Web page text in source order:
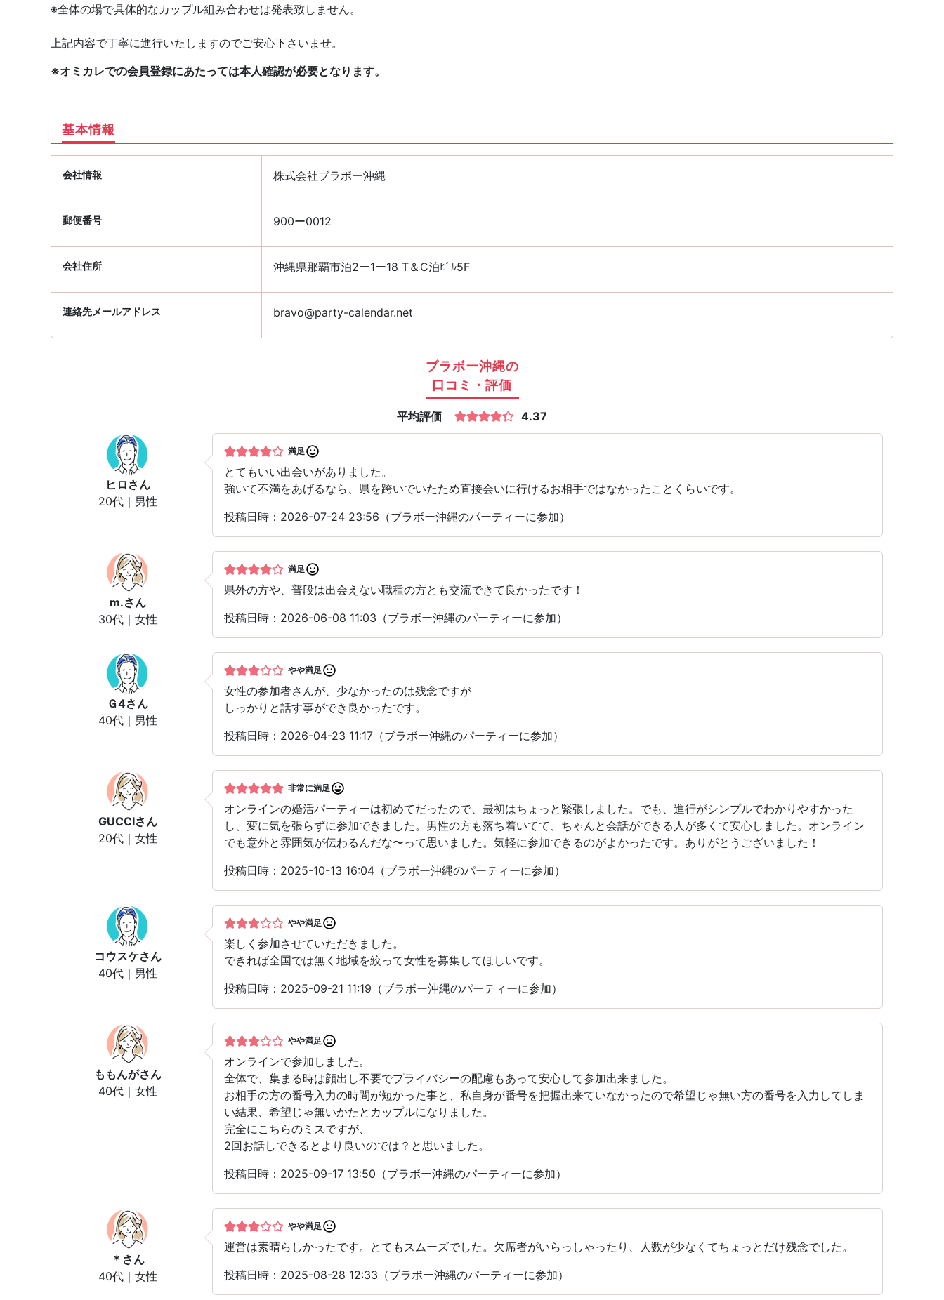
※全体の場で具体的なカップル組み合わせは発表致しません。
上記内容で丁寧に進行いたしますのでご安心下さいませ。
※オミカレでの会員登録にあたっては本人確認が必要となります。
基本情報
会社情報 株式会社ブラボー沖縄
郵便番号 900ー0012
会社住所 沖縄県那覇市泊2ー1ー18 T＆C泊ﾋﾞﾙ5F
連絡先メールアドレス bravo@party-calendar.net
ブラボー沖縄の
口コミ・評価
平均評価 4.37
ヒロ さん
20代｜男性
満足
とてもいい出会いがありました。
強いて不満をあげるなら、県を跨いでいたため直接会いに行けるお相手ではなかったことくらいです。
投稿日時：2026-07-24 23:56（ブラボー沖縄のパーティーに参加）
m.さん
30代｜女性
満足
県外の方や、普段は出会えない職種の方とも交流できて良かったです！
投稿日時：2026-06-08 11:03（ブラボー沖縄のパーティーに参加）
Ｇ4さん
40代｜男性
やや満足
女性の参加者さんが、少なかったのは残念ですが
しっかりと話す事ができ良かったです。
投稿日時：2026-04-23 11:17（ブラボー沖縄のパーティーに参加）
GUCCIさん
20代｜女性
非常に満足
オンラインの婚活パーティーは初めてだったので、最初はちょっと緊張しました。でも、進行がシンプルでわかりやすかった
し、変に気を張らずに参加できました。男性の方も落ち着いてて、ちゃんと会話ができる人が多くて安心しました。オンライン
でも意外と雰囲気が伝わるんだな〜って思いました。気軽に参加できるのがよかったです。ありがとうございました！
投稿日時：2025-10-13 16:04（ブラボー沖縄のパーティーに参加）
コウスケさん
40代｜男性
やや満足
楽しく参加させていただきました。
できれば全国では無く地域を絞って女性を募集してほしいです。
投稿日時：2025-09-21 11:19（ブラボー沖縄のパーティーに参加）
ももんがさん
40代｜女性
やや満足
オンラインで参加しました。
全体で、集まる時は顔出し不要でプライバシーの配慮もあって安心して参加出来ました。
お相手の方の番号入力の時間が短かった事と、私自身が番号を把握出来ていなかったので希望じゃ無い方の番号を入力してしま
い結果、希望じゃ無いかたとカップルになりました。
完全にこちらのミスですが、
2回お話しできるとより良いのでは？と思いました。
投稿日時：2025-09-17 13:50（ブラボー沖縄のパーティーに参加）
＊ さん
40代｜女性
やや満足
運営は素晴らしかったです。とてもスムーズでした。欠席者がいらっしゃったり、人数が少なくてちょっとだけ残念でした。
投稿日時：2025-08-28 12:33（ブラボー沖縄のパーティーに参加）